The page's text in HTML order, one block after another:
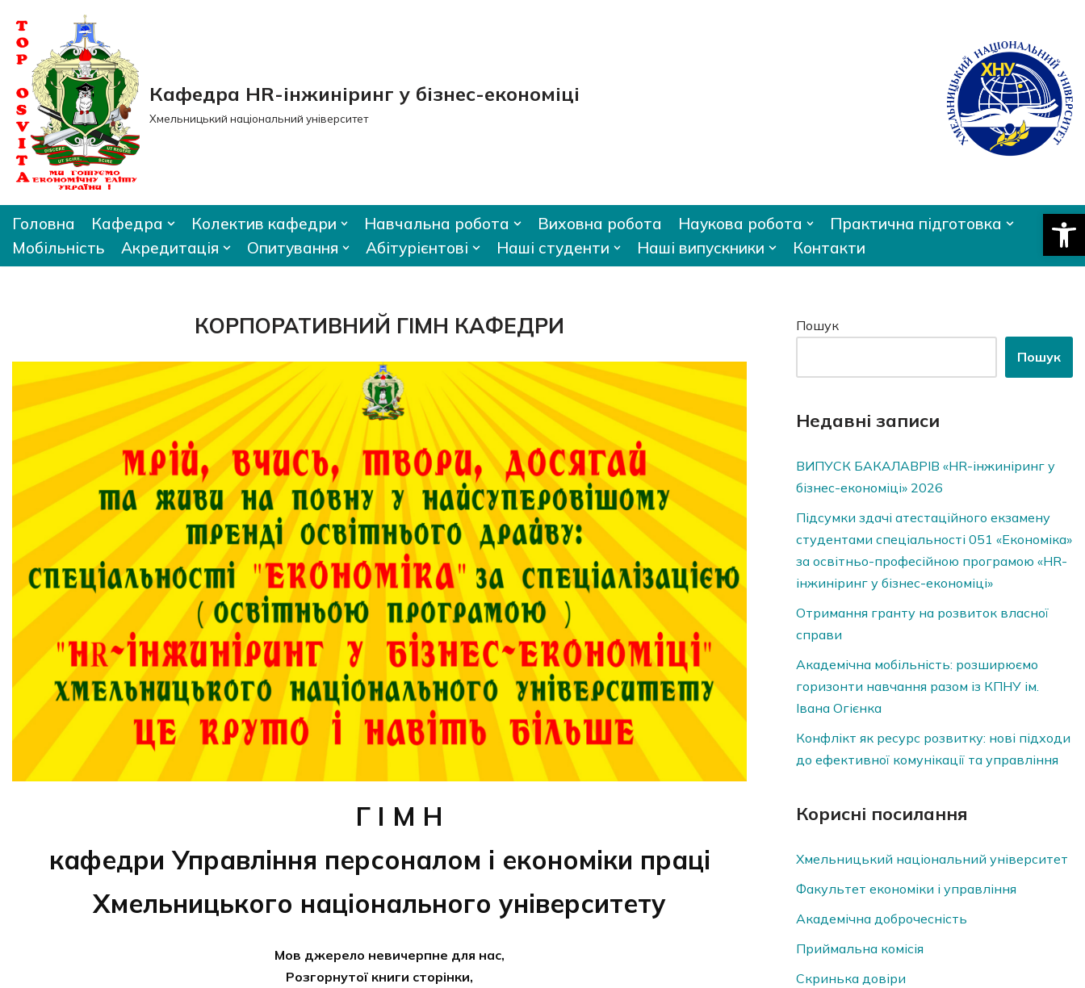
Перейти
до
вмісту
Кафедра HR-інжиніринг у бізнес-економіці
Хмельницький національний університет
Головна Кафедра Колектив кафедри Навчальна робота Виховна робота Наукова робота
Практична підготовка
Мобільність
Акредитація Опитування Абітурієнтові Наші студенти Наші випускники Контакти
КОРПОРАТИВНИЙ ГІМН КАФЕДРИ
Г І М Н
кафедри Управління персоналом і економіки праці
Хмельницького національного університету
Мов джерело невичерпне для нас,
Розгорнутої книги сторінки,
Пошук
Пошук
Недавні записи
ВИПУСК БАКАЛАВРІВ «HR-інжиніринг у
бізнес-економіці» 2026
Підсумки здачі атестаційного екзамену
студентами спеціальності 051 «Економіка»
за освітньо-професійною програмою «HR-
інжиніринг у бізнес-економіці»
Отримання гранту на розвиток власної
справи
Академічна мобільність: розширюємо
горизонти навчання разом із КПНУ ім.
Івана Огієнка
Конфлікт як ресурс розвитку: нові підходи
до ефективної комунікації та управління
Корисні посилання
Хмельницький національний університет
Факультет економіки і управління
Академічна доброчесність
Приймальна комісія
Скринька довiри